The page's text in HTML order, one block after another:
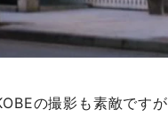
の撮影も素敵ですが